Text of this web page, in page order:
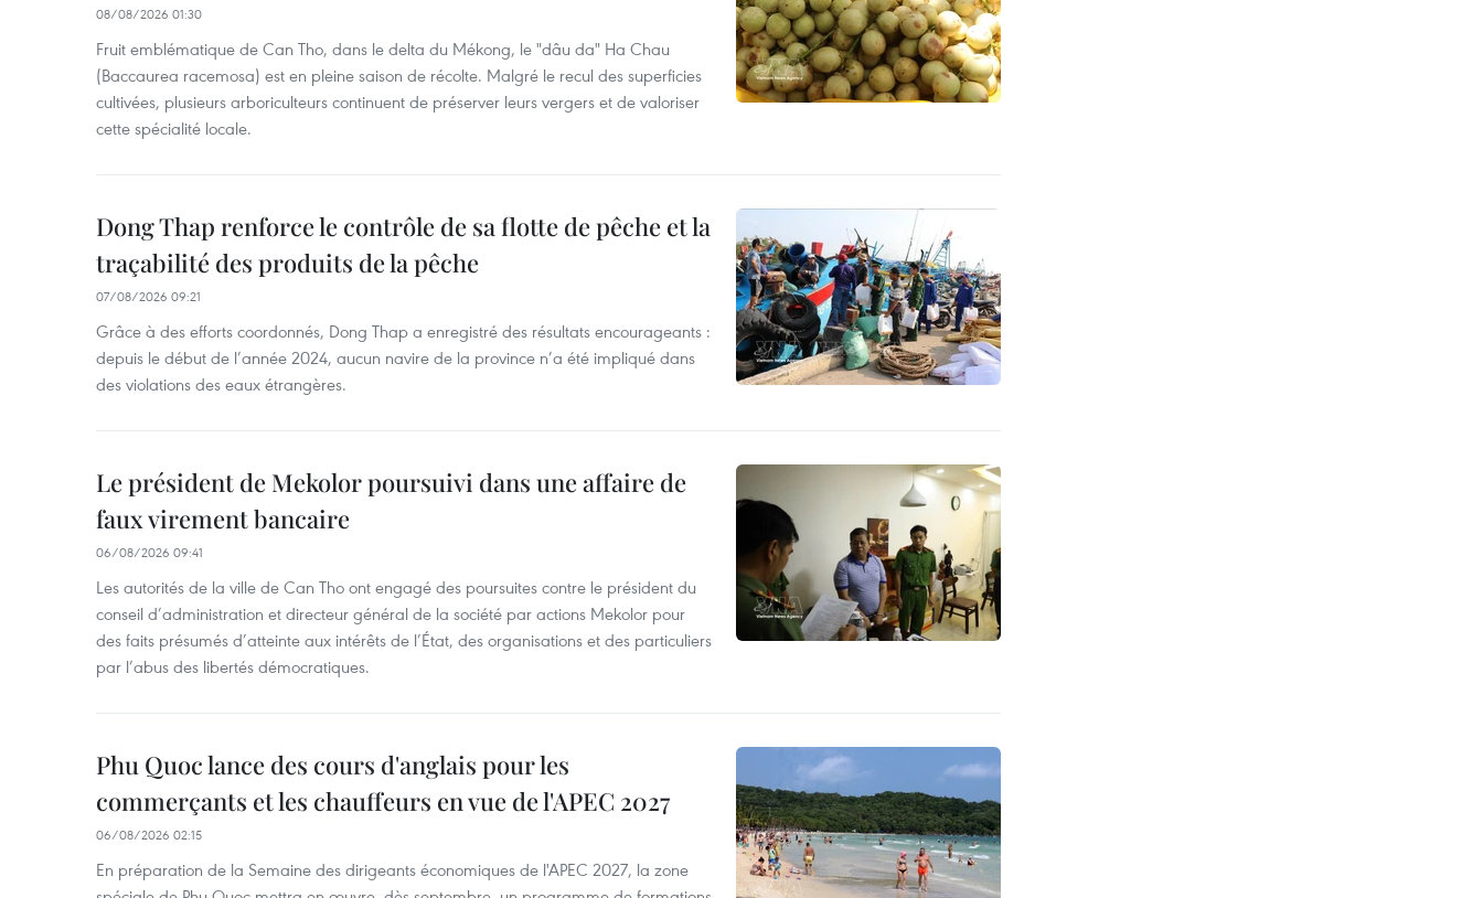
08/08/2026 01:30
Fruit emblématique de Can Tho, dans le delta du Mékong, le "dâu da" Ha Chau
(Baccaurea racemosa) est en pleine saison de récolte. Malgré le recul des superficies
cultivées, plusieurs arboriculteurs continuent de préserver leurs vergers et de valoriser
cette spécialité locale.
Dong Thap renforce le contrôle de sa flotte de pêche et la
traçabilité des produits de la pêche
07/08/2026 09:21
Grâce à des efforts coordonnés, Dong Thap a enregistré des résultats encourageants :
depuis le début de l’année 2024, aucun navire de la province n’a été impliqué dans
des violations des eaux étrangères.
Le président de Mekolor poursuivi dans une affaire de
faux virement bancaire
06/08/2026 09:41
Les autorités de la ville de Can Tho ont engagé des poursuites contre le président du
conseil d’administration et directeur général de la société par actions Mekolor pour
des faits présumés d’atteinte aux intérêts de l’État, des organisations et des particuliers
par l’abus des libertés démocratiques.
Phu Quoc lance des cours d'anglais pour les
commerçants et les chauffeurs en vue de l'APEC 2027
06/08/2026 02:15
En préparation de la Semaine des dirigeants économiques de l'APEC 2027, la zone